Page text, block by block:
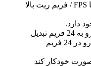
اصولا هنگامی که یک ویدئو با FPS / فریم ریت بالا
هنگامی که ما این 60 فریم رو به 24 فریم تبدیل
میکنیم یعنی همان 60 فریم رو در 24 فریم
خودکار کند